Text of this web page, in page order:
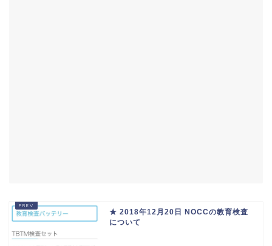
★ 2018年12月20日 NOCCの教育検査
について